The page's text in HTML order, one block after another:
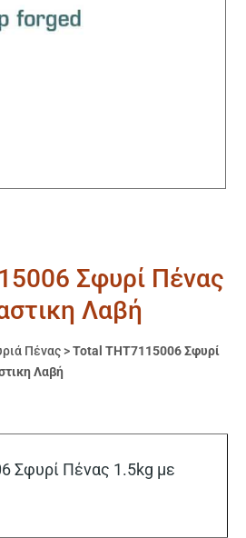
Σφυρί Πένας
Λαβή
Πένας >Total THT7115006 Σφυρί
Λαβή
Σφυρί Πένας 1.5kg με